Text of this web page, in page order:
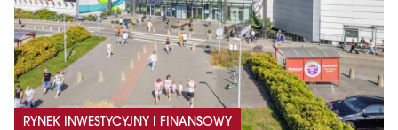
RYNEK INWESTYCYJNY I FINANSOWY